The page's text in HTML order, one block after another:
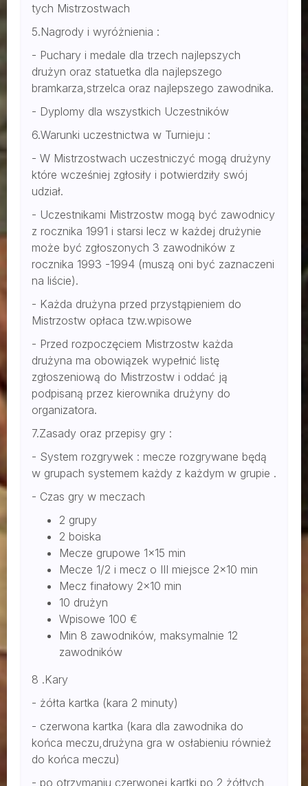
tych Mistrzostwach
5.Nagrody i wyróżnienia :
- Puchary i medale dla trzech najlepszych
drużyn oraz statuetka dla najlepszego
bramkarza,strzelca oraz najlepszego zawodnika.
- Dyplomy dla wszystkich Uczestników
6.Warunki uczestnictwa w Turnieju :
- W Mistrzostwach uczestniczyć mogą drużyny
które wcześniej zgłosiły i potwierdziły swój
udział.
- Uczestnikami Mistrzostw mogą być zawodnicy
z rocznika 1991 i starsi lecz w każdej drużynie
może być zgłoszonych 3 zawodników z
rocznika 1993 -1994 (muszą oni być zaznaczeni
na liście).
- Każda drużyna przed przystąpieniem do
Mistrzostw opłaca tzw.wpisowe
- Przed rozpoczęciem Mistrzostw każda
drużyna ma obowiązek wypełnić listę
zgłoszeniową do Mistrzostw i oddać ją
podpisaną przez kierownika drużyny do
organizatora.
7.Zasady oraz przepisy gry :
- System rozgrywek : mecze rozgrywane będą
w grupach systemem każdy z każdym w grupie .
- Czas gry w meczach
2 grupy
2 boiska
Mecze grupowe 1x15 min
Mecze 1/2 i mecz o III miejsce 2x10 min
Mecz finałowy 2x10 min
10 drużyn
Wpisowe 100 €
Min 8 zawodników, maksymalnie 12
zawodników
8 .Kary
- żółta kartka (kara 2 minuty)
- czerwona kartka (kara dla zawodnika do
końca meczu,drużyna gra w osłabieniu również
do końca meczu)
- po otrzymaniu czerwonej kartki po 2 żółtych